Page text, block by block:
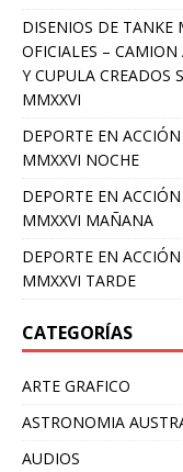
DISENIOS DE TANKE
OFICIALES –
Y CUPULA CREADOS
MMXXVI
DEPORTE EN
MMXXVI NOCHE
DEPORTE EN
MMXXVI MAÑANA
DEPORTE EN
MMXXVI TARDE
CATEGORÍAS
ARTE GRAFICO
ASTRONOMIA
AUDIOS